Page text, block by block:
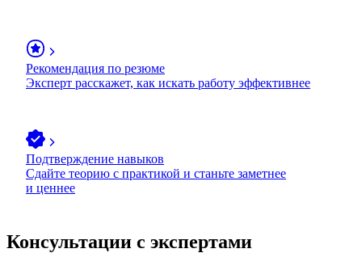
Рекомендация по резюме
Эксперт расскажет, как искать работу эффективнее
Подтверждение навыков
Сдайте теорию с практикой и станьте заметнее
и ценнее
Консультации с экспертами